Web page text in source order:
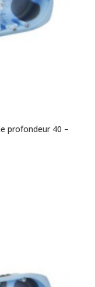
profondeur 40 –